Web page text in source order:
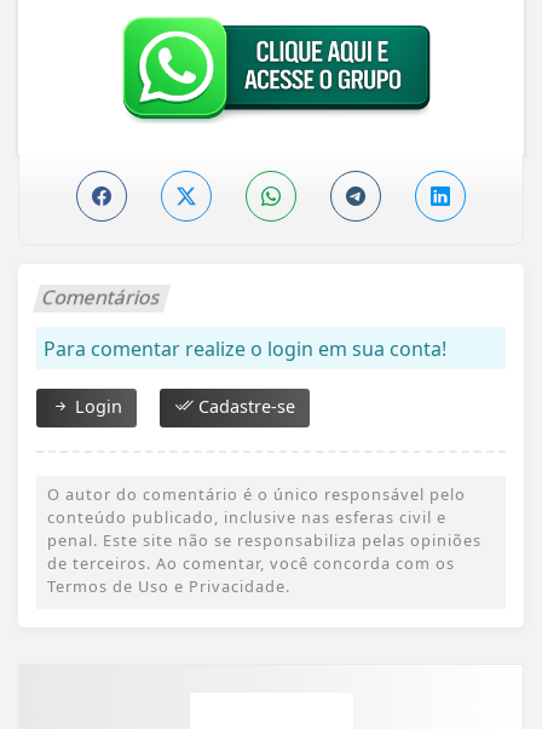
Comentários
Para comentar realize o login em sua conta!
Login Cadastre-se
O autor do comentário é o único responsável pelo
conteúdo publicado, inclusive nas esferas civil e
penal. Este site não se responsabiliza pelas opiniões
de terceiros. Ao comentar, você concorda com os
Termos de Uso e Privacidade.